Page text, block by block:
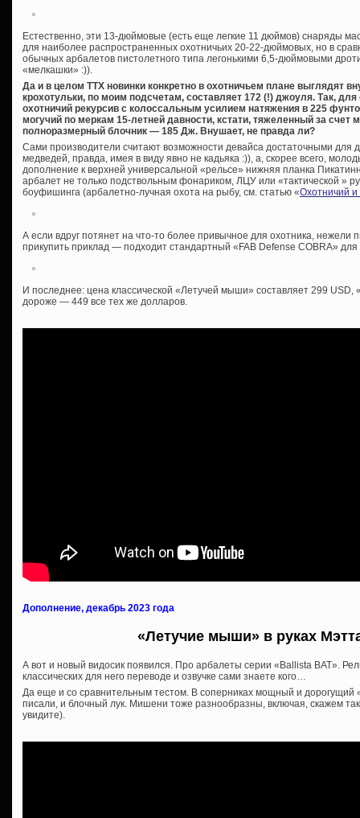
Естественно, эти 13-дюймовые (есть еще легкие 11 дюймов) снаряды
для наиболее распространенных охотничьих 20-22-дюймовых, но в
обычных арбалетов пистолетного типа легонькими 6,5-дюймовыми
«мелкашки» :)).
Да и в целом ТТХ новинки конкретно в охотничьем плане выглядят
крохотульки, по моим подсчетам, составляет 172 (!) джоуля. Так,
охотничий рекурсив с колоссальным усилием натяжения в 225
могучий по меркам 15-летней давности, кстати, тяжеленный за счет
полноразмерный блочник — 185 Дж. Внушает, не правда ли?
Сами производители считают возможности девайса достаточными для
медведей, правда, имея в виду явно не кадьяка :)), а, скорее всего,
дополнение к верхней универсальной «рельсе» нижняя планка
арбалет не только подствольным фонариком, ЛЦУ или «тактической »
боуфишинга (арбалетно-лучная охота на рыбу, см. статью «Охотничий и
А если вдруг потянет на что-то более привычное для охотника, нежели
прикупить приклад — подходит стандартный «FAB Defense COBRA»
И последнее: цена классической «Летучей мыши» составляет 299
дороже — 449 все тех же долларов.
Дополнение, декабрь 2023 года
«Летучие мыши» в руках
А вот и новый видосик появился. Про арбалеты серии «Ballista BAT».
классических для него переводе и озвучке сами знаете кого…
Да еще и со сравнительным тестом. В соперниках мощный и дорогущий
писали, и блочный лук. Мишени тоже разнообразны, включая, скажем
увидите).